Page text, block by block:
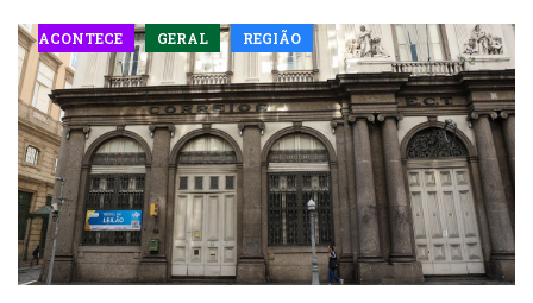
ACONTECE GERAL REGIÃO